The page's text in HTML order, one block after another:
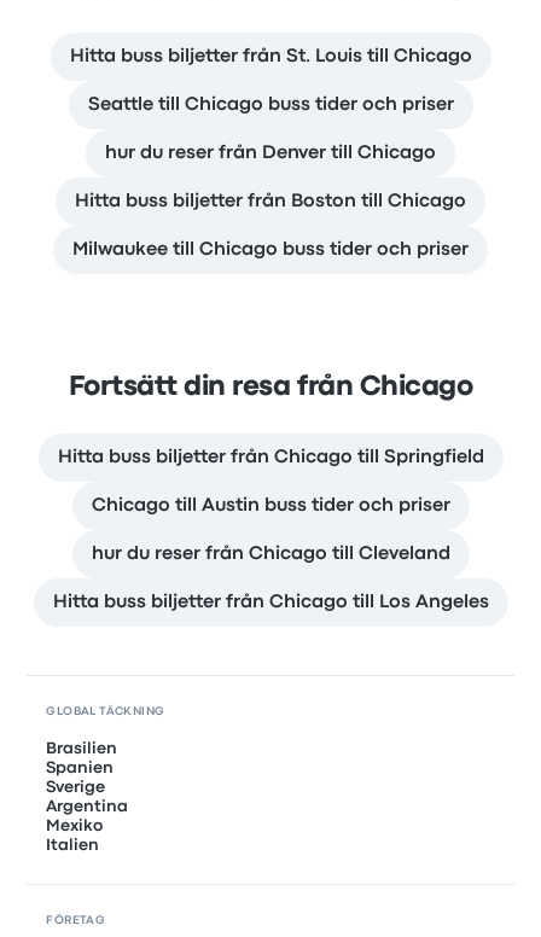
Hitta buss biljetter från St. Louis till Chicago
Seattle till Chicago buss tider och priser
hur du reser från Denver till Chicago
Hitta buss biljetter från Boston till Chicago
Milwaukee till Chicago buss tider och priser
Fortsätt din resa från Chicago
Hitta buss biljetter från Chicago till Springfield
Chicago till Austin buss tider och priser
hur du reser från Chicago till Cleveland
Hitta buss biljetter från Chicago till Los Angeles
GLOBAL TÄCKNING
Brasilien
Spanien
Sverige
Argentina
Mexiko
Italien
FÖRETAG